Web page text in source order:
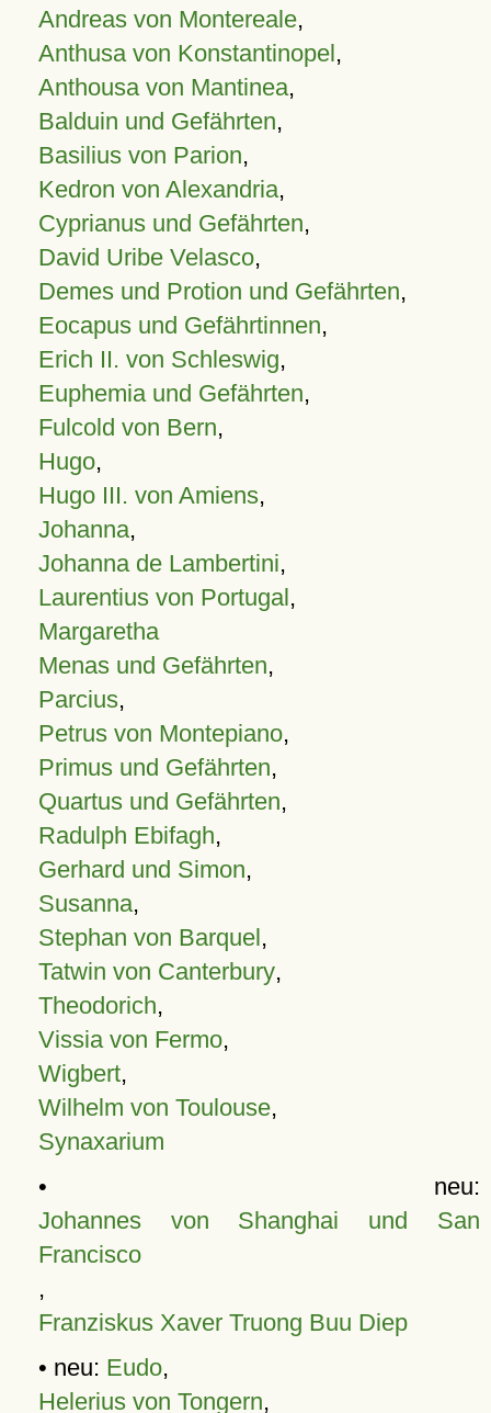
Andreas von Montereale,
Anthusa von Konstantinopel,
Anthousa von Mantinea,
Balduin und Gefährten,
Basilius von Parion,
Kedron von Alexandria,
Cyprianus und Gefährten,
David Uribe Velasco,
Demes und Protion und Gefährten,
Eocapus und Gefährtinnen,
Erich II. von Schleswig,
Euphemia und Gefährten,
Fulcold von Bern,
Hugo,
Hugo III. von Amiens,
Johanna,
Johanna de Lambertini,
Laurentius von Portugal,
Margaretha
Menas und Gefährten,
Parcius,
Petrus von Montepiano,
Primus und Gefährten,
Quartus und Gefährten,
Radulph Ebifagh,
Gerhard und Simon,
Susanna,
Stephan von Barquel,
Tatwin von Canterbury,
Theodorich,
Vissia von Fermo,
Wigbert,
Wilhelm von Toulouse,
Synaxarium
• neu:
Johannes von Shanghai und San
Francisco
,
Franziskus Xaver Truong Buu Diep
• neu: Eudo,
Helerius von Tongern,